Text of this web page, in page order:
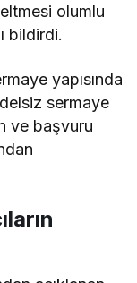
olumlu
bildirdi.
yapısında
sermaye
ve başvuru